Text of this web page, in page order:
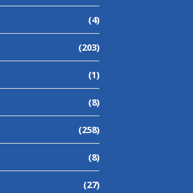
(4)
(203)
(1)
(8)
(258)
(8)
(27)